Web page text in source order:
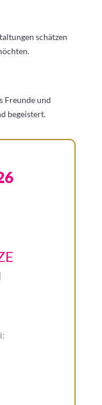
schätzen
Freunde und
begeistert.